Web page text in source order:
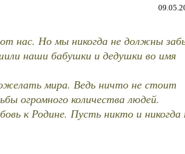
нас. Но мы никогда не должны
наши бабушки и дедушки во имя
мира. Ведь ничто не стоит
огромного количества людей.
к Родине. Пусть никто и никогда